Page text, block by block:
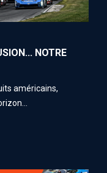
NOTRE
américains,